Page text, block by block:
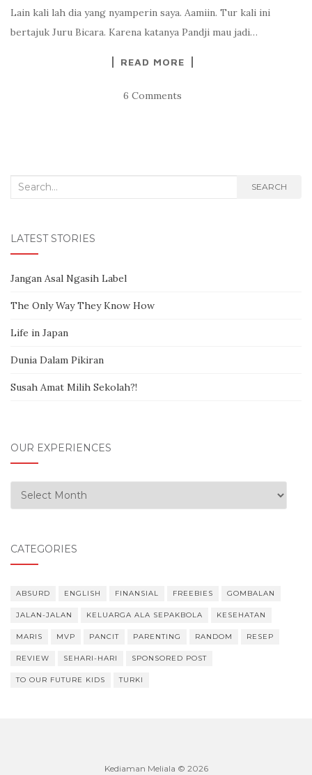
Lain kali lah dia yang nyamperin saya. Aamiin. Tur kali ini
bertajuk Juru Bicara. Karena katanya Pandji mau jadi…
READ MORE
6 Comments
Search for: SEARCH
LATEST STORIES
Jangan Asal Ngasih Label
The Only Way They Know How
Life in Japan
Dunia Dalam Pikiran
Susah Amat Milih Sekolah?!
OUR EXPERIENCES
Our Experiences
CATEGORIES
ABSURD ENGLISH FINANSIAL FREEBIES GOMBALAN
JALAN-JALAN KELUARGA ALA SEPAKBOLA KESEHATAN
MARIS MVP PANCIT PARENTING RANDOM RESEP
REVIEW SEHARI-HARI SPONSORED POST
TO OUR FUTURE KIDS TURKI
Kediaman Meliala © 2026